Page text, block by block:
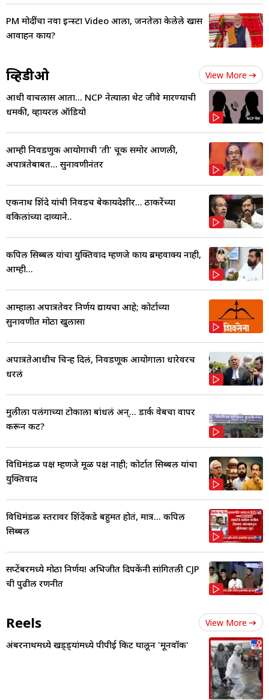
PM मोदींचा नवा इन्स्टा Video आला, जनतेला केलेले खास
आवाहन काय?
व्हिडीओ View More
आधी वाचलास आता... NCP नेत्याला थेट जीवे मारण्याची
धमकी, व्हायरल ऑडियो
आम्ही निवडणुक आयोगाची 'ती' चूक समोर आणली,
अपात्रतेबाबत... सुनावणीनंतर
एकनाथ शिंदे यांची निवडच बेकायदेशीर... ठाकरेंच्या
वकिलांच्या दाव्याने..
कपिल सिब्बल यांचा युक्तिवाद म्हणजे काय ब्रम्हवाक्य नाही,
आम्ही...
आम्हाला अपात्रतेवर निर्णय द्यायचा आहे; कोर्टाच्या
सुनावणीत मोठा खुलासा
अपात्रतेआधीच चिन्ह दिलं, निवडणूक आयोगाला धारेवरच
धरलं
मुलीला पलंगाच्या टोकाला बांधलं अन्... डार्क वेबचा वापर
करून कट?
विधिमंडळ पक्ष म्हणजे मूळ पक्ष नाही; कोर्टात सिब्बल यांचा
युक्तिवाद
विधिमंडळ स्तरावर शिंदेंकडे बहुमत होतं, मात्र... कपिल
सिब्बल
सप्टेंबरमध्ये मोठा निर्णय! अभिजीत दिपकेंनी सांगितली CJP
ची पुढील रणनीत
Reels View More
अंबरनाथमध्ये खड्ड्यांमध्ये पीपीई किट घालून 'मूनवॉक'